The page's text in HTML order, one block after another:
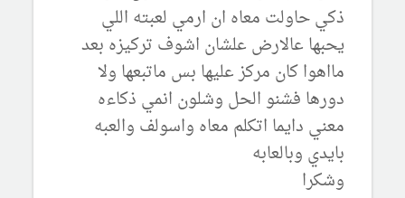
ذكي حاولت معاه ان ارمي لعبته اللي
يحبها عالارض علشان اشوف تركيزه بعد
مااهوا كان مركز عليها بس ماتبعها ولا
دورها فشنو الحل وشلون انمي ذكاءه
معني دايما اتكلم معاه واسولف والعبه
بايدي وبالعابه
وشكرا